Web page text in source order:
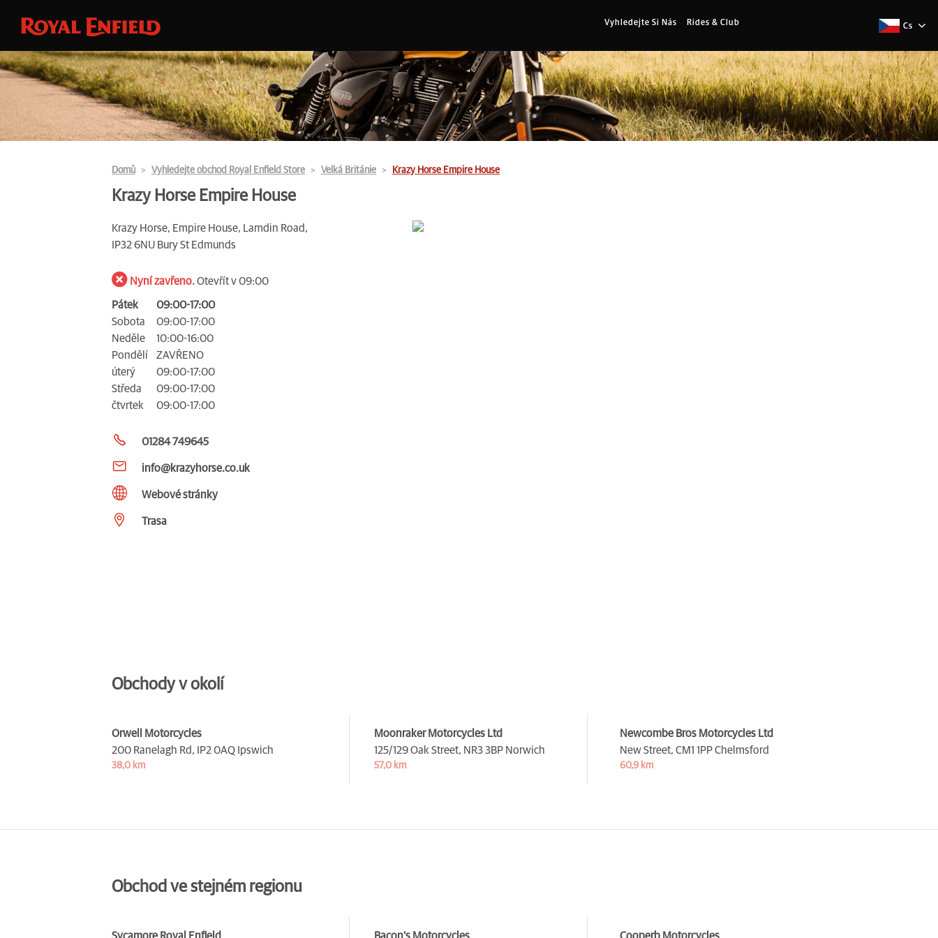
Vyhledejte Si Nás Rides & Club Cs
Domů Vyhledejte obchod Royal Enfield Store Velká Británie Krazy Horse Empire House
Krazy Horse Empire House
Krazy Horse, Empire House, Lamdin Road,
IP32 6NU Bury St Edmunds
Nyní zavřeno.Otevřít v 09:00
Pátek
09:00-17:00
Sobota
09:00-17:00
Neděle
10:00-16:00
Pondělí
ZAVŘENO
úterý
09:00-17:00
Středa
09:00-17:00
čtvrtek
09:00-17:00
01284 749645
info@krazyhorse.co.uk
Webové stránky
Trasa
Obchody v okolí
Orwell Motorcycles
200 Ranelagh Rd,
IP2 0AQ Ipswich
38,0 km
Moonraker Motorcycles Ltd
125/129 Oak Street, NR3 3BP Norwich
57,0 km
Newcombe Bros Motorcycles Ltd
New Street, CM1 1PP Chelmsford
60,9 km
Obchod ve stejném regionu
Sycamore Royal Enfield Bacon's Motorcycles Cooperb Motorcycles